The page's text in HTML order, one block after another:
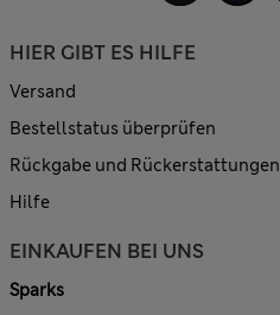
HIER GIBT ES HILFE
Versand
Bestellstatus überprüfen
Rückgabe und Rückerstattungen
Hilfe
EINKAUFEN BEI UNS
Sparks